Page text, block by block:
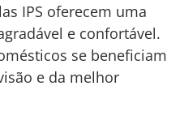
IPS oferecem uma
e confortável.
se beneficiam
e da melhor